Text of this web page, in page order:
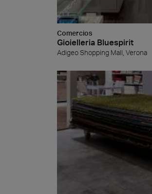
Comercios
Gioielleria Bluespirit
Adigeo Shopping Mall, Verona